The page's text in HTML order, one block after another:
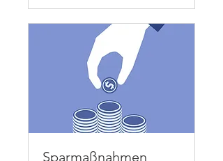
Sparmaßnahmen